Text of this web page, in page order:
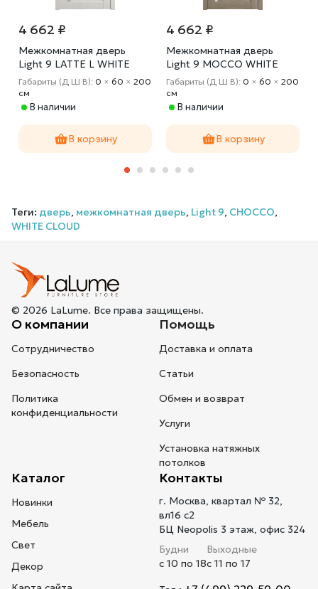
4 662 ₽
Межкомнатная дверь
Light 9 LATTE L WHITE
CLOUD
Габариты (Д Ш В): 0 × 60 × 200
cм
В наличии
В корзину
4 662 ₽
Межкомнатная дверь
Light 9 MOCCO WHITE
CLOUD
Габариты (Д Ш В): 0 × 60 × 200
cм
В наличии
В корзину
Теги: дверь, межкомнатная дверь, Light 9, CHOCCO,
WHITE CLOUD
© 2026 LaLume. Все права защищены.
О компании
Сотрудничество
Безопасность
Политика
конфиденциальности
Помощь
Доставка и оплата
Статьи
Обмен и возврат
Услуги
Установка натяжных
потолков
Каталог
Новинки
Мебель
Свет
Декор
Контакты
г. Москва, квартал № 32,
вл16 с2
БЦ Neopolis 3 этаж, офис 324
Будни
с 10 по 18
Выходные
с 11 по 17